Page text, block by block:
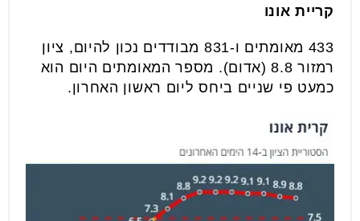
קריית אונו
433 מאומתים ו-831 מבודדים נכון להיום, ציון
רמזור 8.8 (אדום). מספר המאומתים היום הוא
כמעט פי שניים ביחס ליום ראשון האחרון.